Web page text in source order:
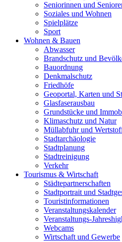
Seniorinnen und
Soziales und Wohnen
Spielplätze
Sport
Wohnen & Bauen
Abwasser
Brandschutz und
Bauordnung
Denkmalschutz
Friedhöfe
Geoportal, Karten und
Glasfaserausbau
Grundstücke und
Klimaschutz und Natur
Müllabfuhr und
Stadtarchäologie
Stadtplanung
Stadtreinigung
Verkehr
Tourismus & Wirtschaft
Städtepartnerschaften
Stadtportrait und
Touristinformationen
Veranstaltungskalender
Veranstaltungs-
Webcams
Wirtschaft und Gewerbe